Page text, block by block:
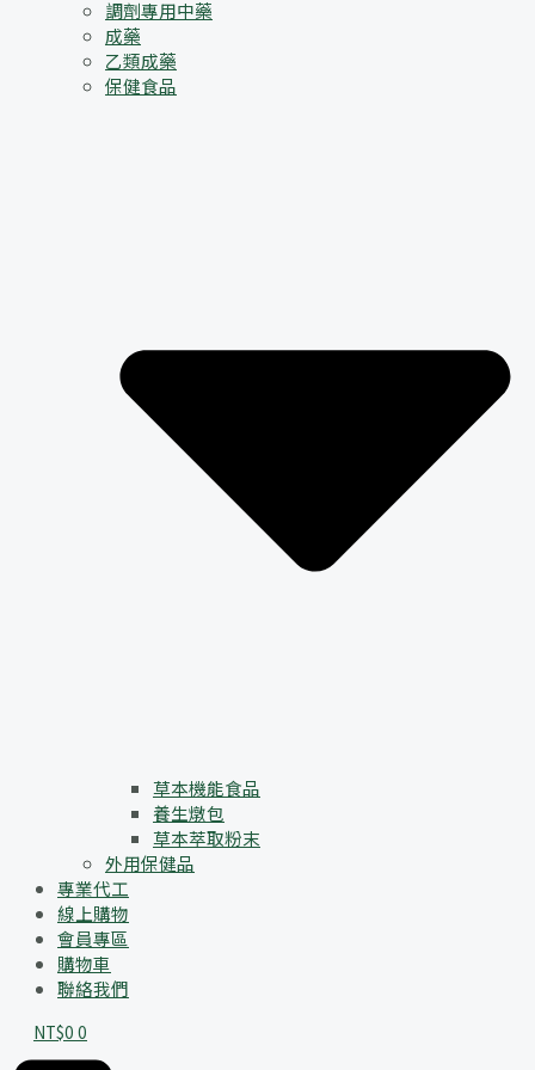
調劑專用中藥
成藥
乙類成藥
保健食品
草本機能食品
養生燉包
草本萃取粉末
外用保健品
專業代工
線上購物
會員專區
購物車
聯絡我們
NT$0 0